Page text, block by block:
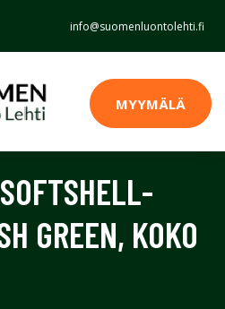
info@suomenluontolehti.fi
MYYMÄLÄ
GREEN, KOKO